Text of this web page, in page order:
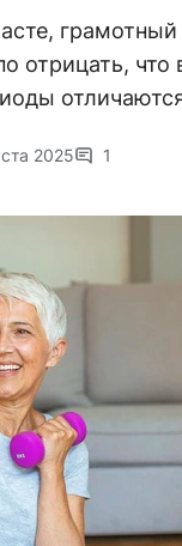
грамотный
отрицать,
2025 1